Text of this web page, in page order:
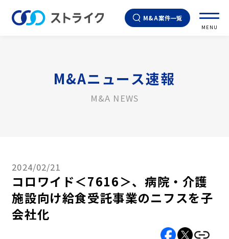
M&A案件一覧
MENU
M&Aニュース速報
M&A NEWS
2024/02/21
コロワイド＜7616＞、病院・介護
施設向け給食受託事業のニフスを子
会社化